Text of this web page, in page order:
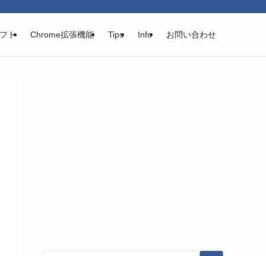
ト Chrome拡張機能 Tips Info お問い合わせ